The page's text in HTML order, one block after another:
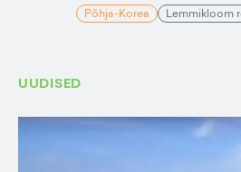
Põhja-Korea Lemmikloom
UUDISED